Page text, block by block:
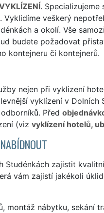
. Specializujeme
Vyklidíme veškerý
a okolí. Vše
budete požadovat
kontejneru či kontejnerů.
nejen při vyklizení
vyklízení v
Před
(viz vyklízení hotelů,
Studénkách zajistit
vám zajistí jakékoli
montáž nábytku, sekání